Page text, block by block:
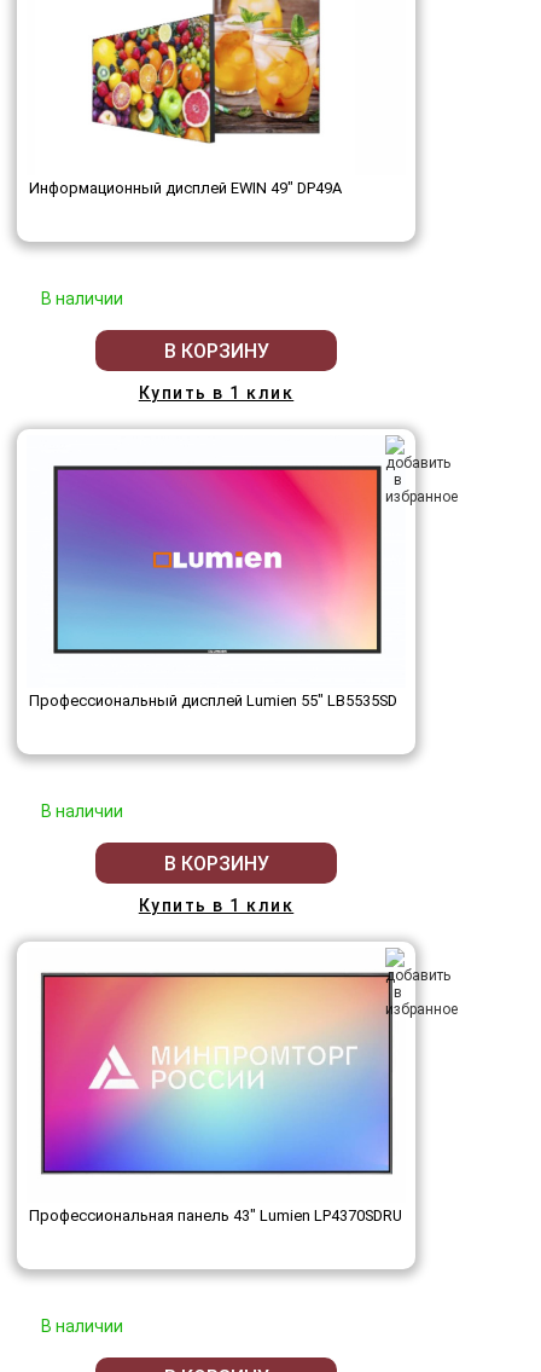
Информационный дисплей EWIN 49" DP49A
В наличии
В КОРЗИНУ
Купить в 1 клик
Профессиональный дисплей Lumien 55" LB5535SD
В наличии
В КОРЗИНУ
Купить в 1 клик
Профессиональная панель 43" Lumien LP4370SDRU
В наличии